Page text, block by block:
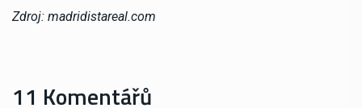
Zdroj: madridistareal.com
11 Komentářů